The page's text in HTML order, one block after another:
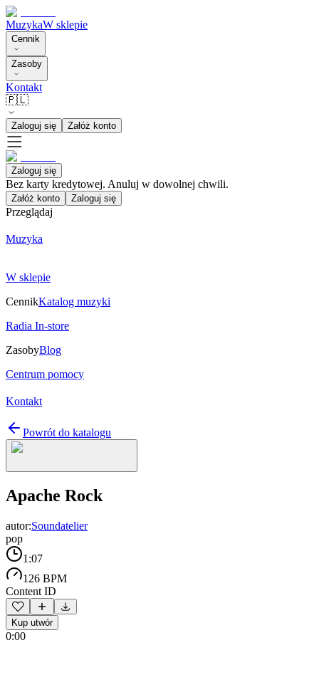
MuzykaW sklepie
Cennik
Zasoby
Kontakt
🇵🇱
Zaloguj się Załóż konto
Zaloguj się
Bez karty kredytowej. Anuluj w dowolnej chwili.
Załóż konto Zaloguj się
Przeglądaj
Muzyka
W sklepie
CennikKatalog muzyki
Radia In-store
ZasobyBlog
Centrum pomocy
Kontakt
Powrót do katalogu
Apache Rock
autor:Soundatelier
pop
1:07
126 BPM
Content ID
Kup utwór
0:00